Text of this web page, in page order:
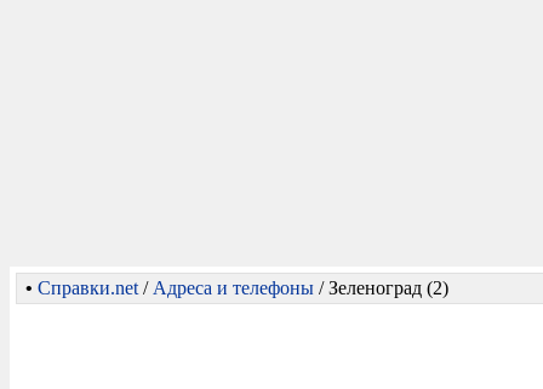
• Справки.net / Адреса и телефоны / Зеленоград (2)